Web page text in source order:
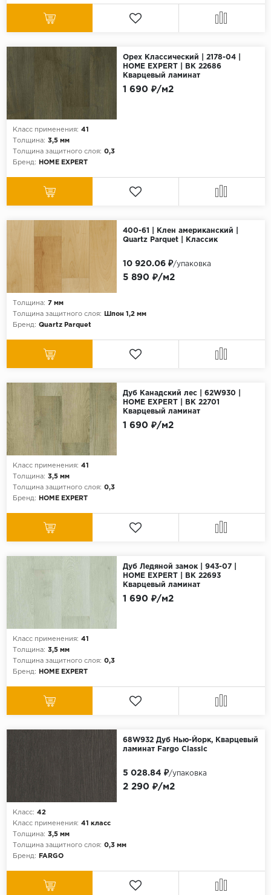
Орех Классический | 2178-04 |
HOME EXPERT | ВК 22686
Кварцевый ламинат
Класс применения: 41
Толщина: 3,5 мм
Толщина защитного слоя: 0,3
Бренд:
HOME EXPERT
1 690 ₽/м2
400-61 | Клен американский |
Quartz Parquet | Классик
Толщина: 7 мм
Толщина защитного слоя:
Шпон 1,2 мм
Бренд: Quartz Parquet
5 890 ₽/м2
10 920.06 ₽/упаковка
Дуб Канадский лес | 62W930 |
HOME EXPERT | ВК 22701
Кварцевый ламинат
Класс применения: 41
Толщина: 3,5 мм
Толщина защитного слоя: 0,3
Бренд:
HOME EXPERT
1 690 ₽/м2
Дуб Ледяной замок | 943-07 |
HOME EXPERT | ВК 22693
Кварцевый ламинат
Класс применения: 41
Толщина: 3,5 мм
Толщина защитного слоя: 0,3
Бренд:
HOME EXPERT
1 690 ₽/м2
68W932 Дуб Нью-Йорк, Кварцевый
ламинат Fargo Classic
Класс: 42
Класс применения: 41 класс
Толщина: 3,5 мм
Толщина защитного слоя: 0,3 мм
Бренд:
FARGO
2 290 ₽/м2
5 028.84 ₽/упаковка